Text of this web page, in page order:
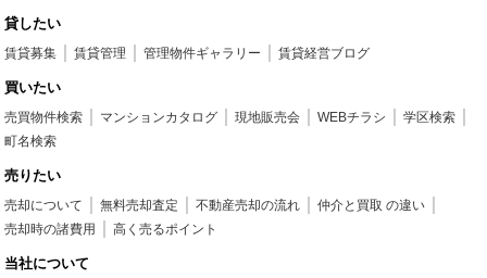
貸したい
賃貸募集 賃貸管理 管理物件ギャラリー 賃貸経営ブログ
買いたい
売買物件検索 マンションカタログ 現地販売会 WEBチラシ
学区検索
町名検索
売りたい
売却について 無料売却査定 不動産売却の流れ
仲介と買取 の違い
売却時の諸費用
高く売るポイント
当社について